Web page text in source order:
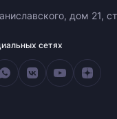
дом 21,
сетях